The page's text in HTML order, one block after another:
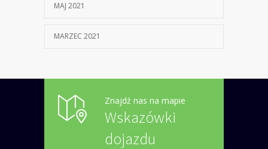
MAJ 2021
MARZEC 2021
Znajdź nas na mapie
Wskazówki
dojazdu